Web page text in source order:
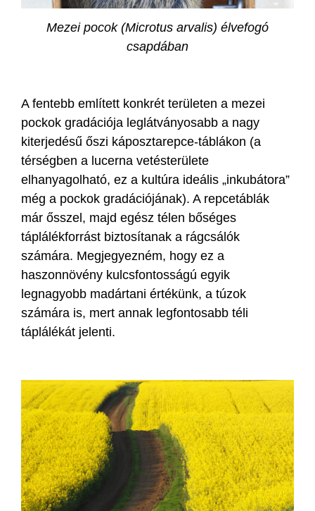
Mezei pocok (Microtus arvalis) élvefogó
csapdában
A fentebb említett konkrét területen a mezei
pockok gradációja leglátványosabb a nagy
kiterjedésű őszi káposztarepce-táblákon (a
térségben a lucerna vetésterülete
elhanyagolható, ez a kultúra ideális „inkubátora”
még a pockok gradációjának). A repcetáblák
már ősszel, majd egész télen bőséges
táplálékforrást biztosítanak a rágcsálók
számára. Megjegyezném, hogy ez a
haszonnövény kulcsfontosságú egyik
legnagyobb madártani értékünk, a túzok
számára is, mert annak legfontosabb téli
táplálékát jelenti.